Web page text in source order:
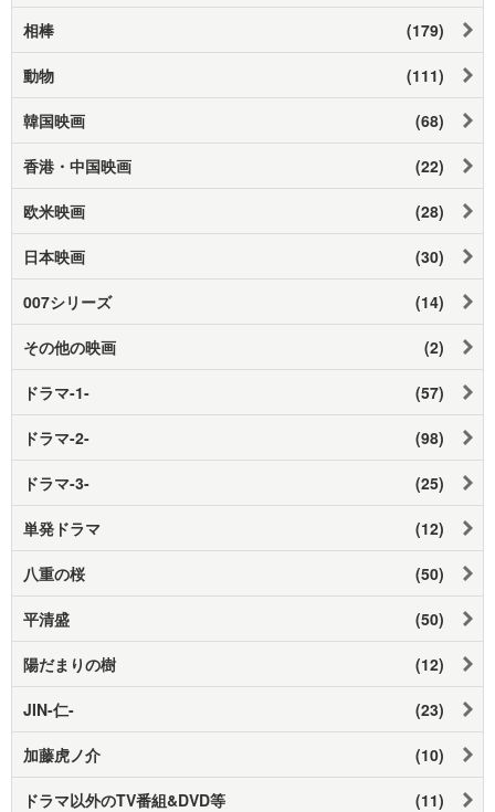
相棒 (179)
動物 (111)
韓国映画 (68)
香港・中国映画 (22)
欧米映画 (28)
日本映画 (30)
007シリーズ (14)
その他の映画 (2)
ドラマ-1- (57)
ドラマ-2- (98)
ドラマ-3- (25)
単発ドラマ (12)
八重の桜 (50)
平清盛 (50)
陽だまりの樹 (12)
JIN-仁- (23)
加藤虎ノ介 (10)
ドラマ以外のTV番組&DVD等 (11)